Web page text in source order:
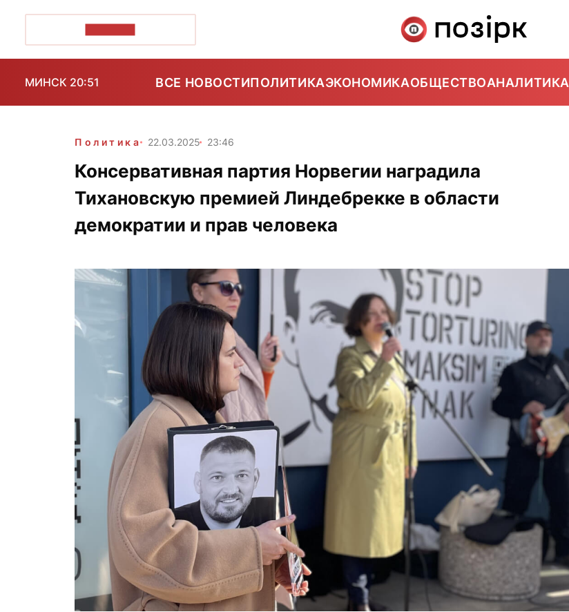
МИНСК 20:51 ВСЕ НОВОСТИПОЛИТИКАЭКОНОМИКАОБЩЕСТВОАНАЛИТИКА
Политика 22.03.2025 23:46
Консервативная партия Норвегии наградила
Тихановскую премией Линдебрекке в области
демократии и прав человека